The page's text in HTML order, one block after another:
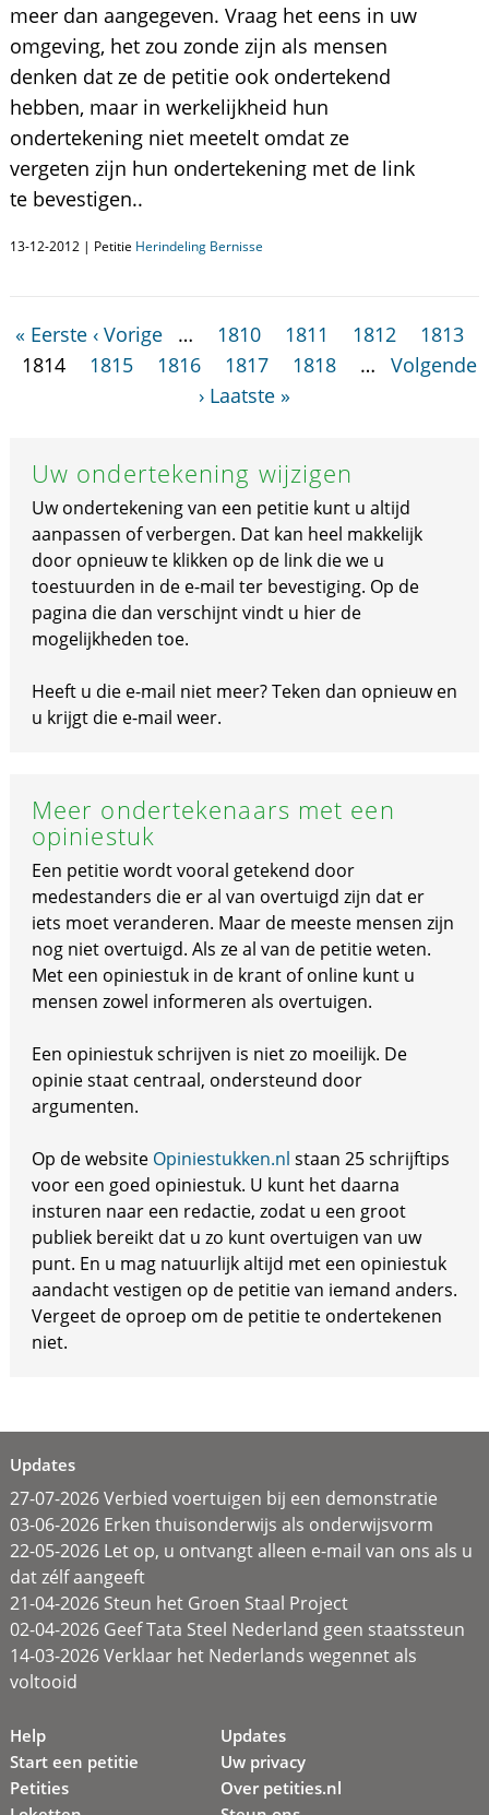
meer dan aangegeven. Vraag het eens in uw
omgeving, het zou zonde zijn als mensen
denken dat ze de petitie ook ondertekend
hebben, maar in werkelijkheid hun
ondertekening niet meetelt omdat ze
vergeten zijn hun ondertekening met de link
te bevestigen..
13-12-2012 | Petitie Herindeling Bernisse
« Eerste ‹ Vorige … 1810 1811 1812
1813
1814
1815 1816 1817 1818 …
Volgende
› Laatste »
Uw ondertekening wijzigen
Uw ondertekening van een petitie kunt u altijd
aanpassen of verbergen. Dat kan heel makkelijk
door opnieuw te klikken op de link die we u
toestuurden in de e-mail ter bevestiging. Op de
pagina die dan verschijnt vindt u hier de
mogelijkheden toe.
Heeft u die e-mail niet meer? Teken dan opnieuw en
u krijgt die e-mail weer.
Meer ondertekenaars met een
opiniestuk
Een petitie wordt vooral getekend door
medestanders die er al van overtuigd zijn dat er
iets moet veranderen. Maar de meeste mensen zijn
nog niet overtuigd. Als ze al van de petitie weten.
Met een opiniestuk in de krant of online kunt u
mensen zowel informeren als overtuigen.
Een opiniestuk schrijven is niet zo moeilijk. De
opinie staat centraal, ondersteund door
argumenten.
Op de website Opiniestukken.nl staan 25 schrijftips
voor een goed opiniestuk. U kunt het daarna
insturen naar een redactie, zodat u een groot
publiek bereikt dat u zo kunt overtuigen van uw
punt. En u mag natuurlijk altijd met een opiniestuk
aandacht vestigen op de petitie van iemand anders.
Vergeet de oproep om de petitie te ondertekenen
niet.
Updates
27-07-2026 Verbied voertuigen bij een demonstratie
03-06-2026 Erken thuisonderwijs als onderwijsvorm
22-05-2026 Let op, u ontvangt alleen e-mail van ons als u
dat zélf aangeeft
21-04-2026 Steun het Groen Staal Project
02-04-2026 Geef Tata Steel Nederland geen staatssteun
14-03-2026 Verklaar het Nederlands wegennet als
voltooid
Help
Start een petitie
Petities
Updates
Uw privacy
Over petities.nl